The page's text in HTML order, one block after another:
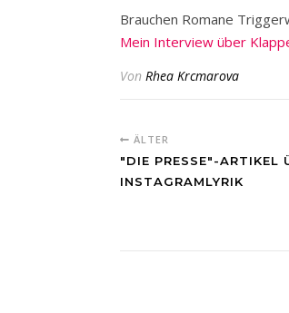
Brauchen Romane
Mein Interview über
Von Rhea Krcmarova
ÄLTER
"DIE PRESSE"-ARTIKEL
INSTAGRAMLYRIK